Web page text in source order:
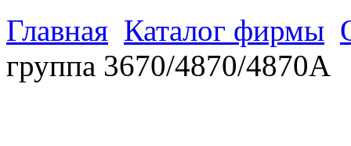
Главная Каталог фирмы
группа 3670/4870/4870А